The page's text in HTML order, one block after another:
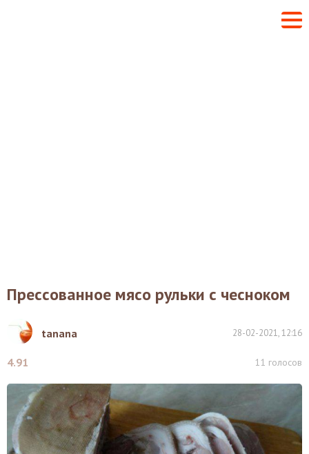
Прессованное мясо рульки с чесноком
tanana 28-02-2021, 12:16
4.91 11 голосов